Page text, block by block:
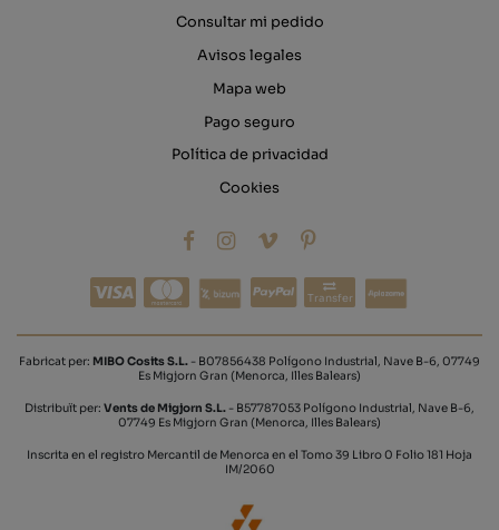
Consultar mi pedido
Avisos legales
Mapa web
Pago seguro
Política de privacidad
Cookies
Transfer
Fabricat per: MIBO Cosits S.L. - B07856438 Polígono Industrial, Nave B-6, 07749
Es Migjorn Gran (Menorca, Illes Balears)
Distribuït per: Vents de Migjorn S.L. - B57787053 Polígono Industrial, Nave B-6,
07749 Es Migjorn Gran (Menorca, Illes Balears)
Inscrita en el registro Mercantil de Menorca en el Tomo 39 Libro 0 Folio 181 Hoja
IM/2060